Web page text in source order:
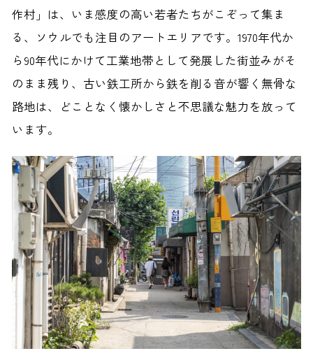
作村」は、いま感度の高い若者たちがこぞって集ま
る、ソウルでも注目のアートエリアです。1970年代か
ら90年代にかけて工業地帯として発展した街並みがそ
のまま残り、古い鉄工所から鉄を削る音が響く無骨な
路地は、どことなく懐かしさと不思議な魅力を放って
います。